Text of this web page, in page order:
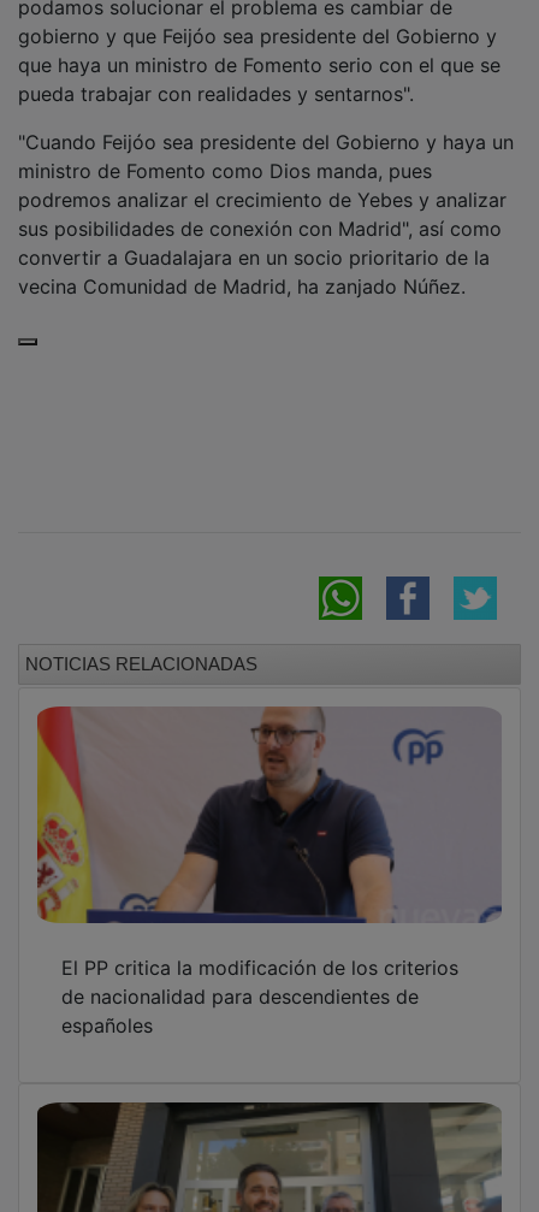
gobierno y que Feijóo sea presidente del Gobierno y
que haya un ministro de Fomento serio con el que se
pueda trabajar con realidades y sentarnos".
ministro de Fomento como Dios manda, pues
podremos analizar el crecimiento de Yebes y analizar
sus posibilidades de conexión con Madrid", así como
convertir a Guadalajara en un socio prioritario de la
vecina Comunidad de Madrid, ha zanjado Núñez.
de nacionalidad para descendientes de
españoles